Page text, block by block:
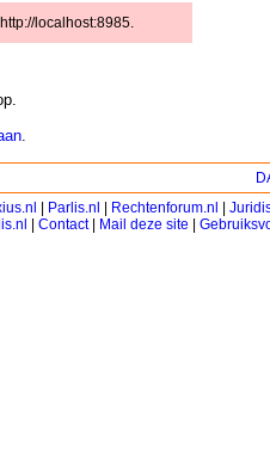
localhost:8985.
| Parlis.nl | Rechtenforum.nl |
| Contact| Mail deze site |